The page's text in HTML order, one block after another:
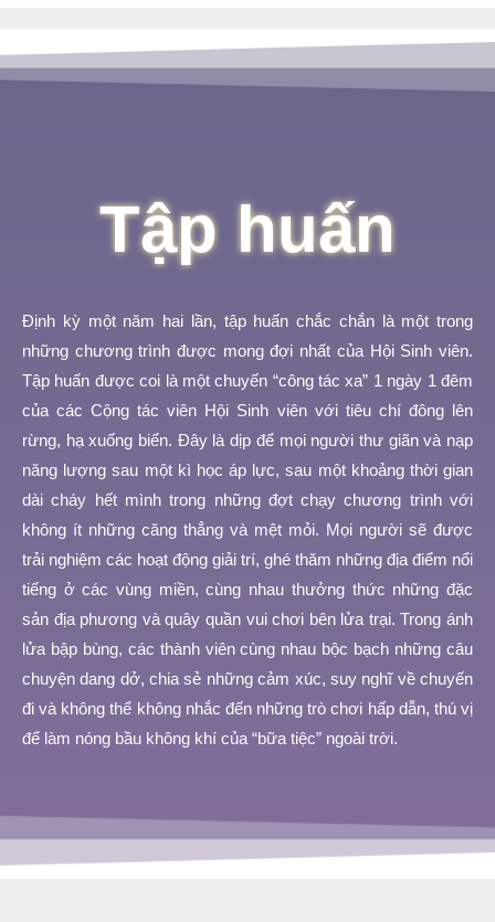
Tập huấn
Định kỳ một năm hai lần, tập huấn chắc chắn là một trong
những chương trình được mong đợi nhất của Hội Sinh viên.
Tập huấn được coi là một chuyến “công tác xa” 1 ngày 1 đêm
của các Cộng tác viên Hội Sinh viên với tiêu chí đông lên
rừng, hạ xuống biển. Đây là dịp để mọi người thư giãn và nạp
năng lượng sau một kì học áp lực, sau một khoảng thời gian
dài cháy hết mình trong những đợt chạy chương trình với
không ít những căng thẳng và mệt mỏi. Mọi người sẽ được
trải nghiệm các hoạt động giải trí, ghé thăm những địa điểm nổi
tiếng ở các vùng miền, cùng nhau thưởng thức những đặc
sản địa phương và quây quần vui chơi bên lửa trại. Trong ánh
lửa bập bùng, các thành viên cùng nhau bộc bạch những câu
chuyện dang dở, chia sẻ những cảm xúc, suy nghĩ về chuyến
đi và không thể không nhắc đến những trò chơi hấp dẫn, thú vị
để làm nóng bầu không khí của “bữa tiệc” ngoài trời.